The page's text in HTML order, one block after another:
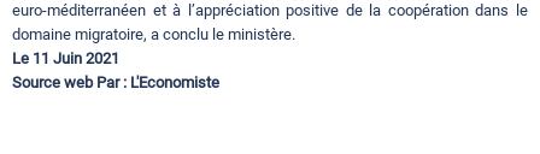
euro-méditerranéen et à l’appréciation positive de la coopération dans le
domaine migratoire, a conclu le ministère.
Le 11 Juin 2021
Source web Par : L'Economiste